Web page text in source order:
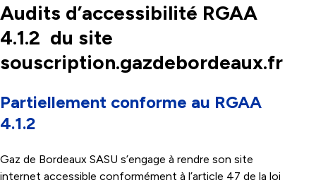
Audits d’accessibilité RGAA
4.1.2 du site
souscription.gazdebordeaux.fr
Partiellement conforme au RGAA
4.1.2
Gaz de Bordeaux SASU s’engage à rendre son site
internet accessible conformément à l’article 47 de la loi